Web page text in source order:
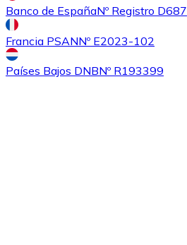
Banco de EspañaNº Registro D687
Francia PSANNº E2023-102
Países Bajos DNBNº R193399